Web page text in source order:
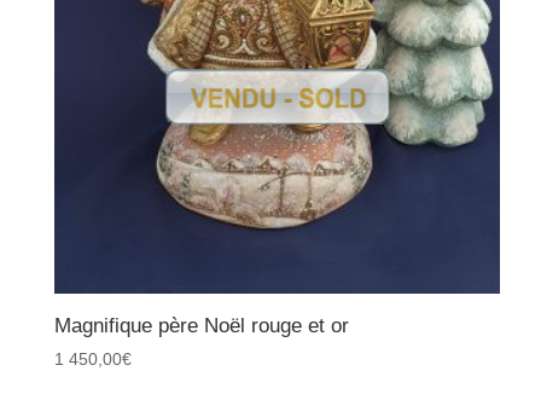
Magnifique père Noël rouge et or
1 450,00€